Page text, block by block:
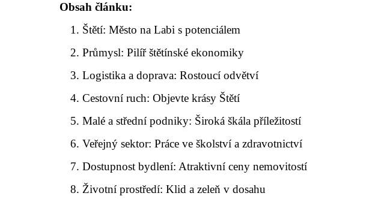
Obsah článku:
Štětí: Město na Labi s potenciálem
Průmysl: Pilíř štětínské ekonomiky
Logistika a doprava: Rostoucí odvětví
Cestovní ruch: Objevte krásy Štětí
Malé a střední podniky: Široká škála příležitostí
Veřejný sektor: Práce ve školství a zdravotnictví
Dostupnost bydlení: Atraktivní ceny nemovitostí
Životní prostředí: Klid a zeleň v dosahu